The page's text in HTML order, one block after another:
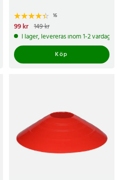
16
Nuvarande pris
pris:149 kr
99 kr 149 kr
I lager, levereras inom 1-2 vardagar
Köp